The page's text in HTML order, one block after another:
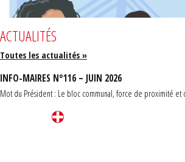
ACTUALITÉS
Toutes les actualités »
INFO-MAIRES N°116 – JUIN 2026
Mot du Président : Le bloc communal, force de proximité et